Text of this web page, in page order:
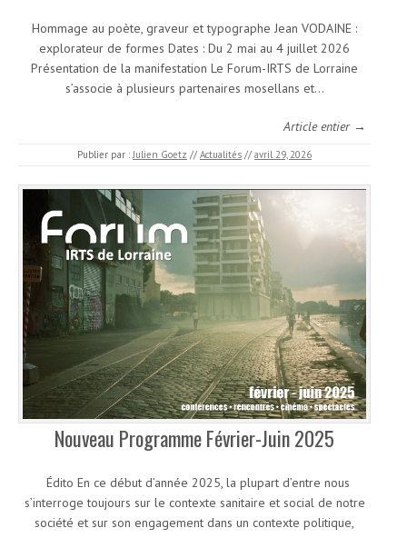
Hommage au poète, graveur et typographe Jean VODAINE :
explorateur de formes Dates : Du 2 mai au 4 juillet 2026
Présentation de la manifestation Le Forum-IRTS de Lorraine
s’associe à plusieurs partenaires mosellans et…
Article entier →
Publier par :Julien Goetz // Actualités // avril 29, 2026
Nouveau Programme Février-Juin 2025
Édito En ce début d’année 2025, la plupart d’entre nous
s’interroge toujours sur le contexte sanitaire et social de notre
société et sur son engagement dans un contexte politique,